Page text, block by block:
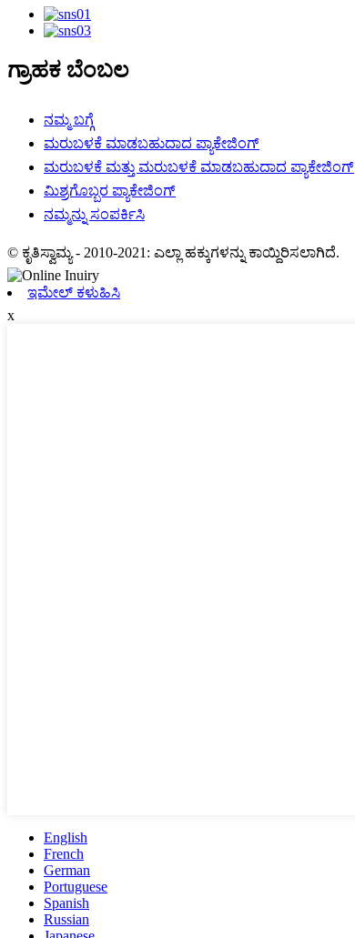
ಗ್ರಾಹಕ ಬೆಂಬಲ
ನಮ್ಮ ಬಗ್ಗೆ
ಮರುಬಳಕೆ ಮಾಡಬಹುದಾದ ಪ್ಯಾಕೇಜಿಂಗ್
ಮರುಬಳಕೆ ಮತ್ತು ಮರುಬಳಕೆ ಮಾಡಬಹುದಾದ ಪ್ಯಾಕೇಜಿಂಗ್
ಮಿಶ್ರಗೊಬ್ಬರ ಪ್ಯಾಕೇಜಿಂಗ್
ನಮ್ಮನ್ನು ಸಂಪರ್ಕಿಸಿ
© ಕೃತಿಸ್ವಾಮ್ಯ - 2010-2021: ಎಲ್ಲಾ ಹಕ್ಕುಗಳನ್ನು ಕಾಯ್ದಿರಿಸಲಾಗಿದೆ.
ಇಮೇಲ್ ಕಳುಹಿಸಿ
x
English
French
German
Portuguese
Spanish
Russian